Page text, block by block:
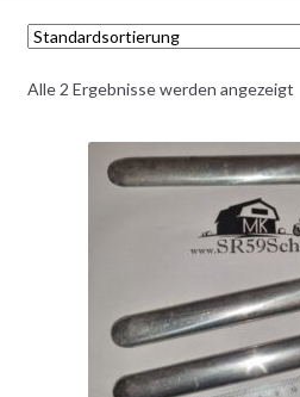
Alle 2 Ergebnisse werden angezeigt